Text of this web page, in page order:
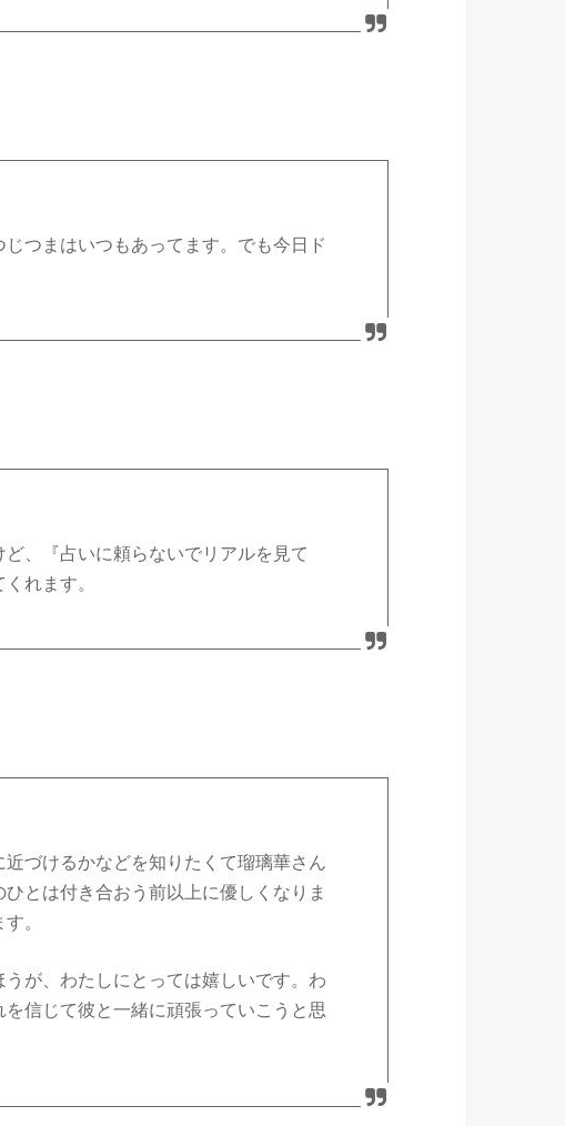
つまはいつもあってます。でも今日ド
、『占いに頼らないでリアルを見て
れます。
づけるかなどを知りたくて瑠璃華さん
とは付き合おう前以上に優しくなりま
。
が、わたしにとっては嬉しいです。わ
信じて彼と一緒に頑張っていこうと思